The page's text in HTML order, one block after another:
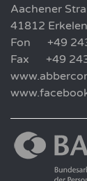
Aachener
41812
Fon +49
Fax +49